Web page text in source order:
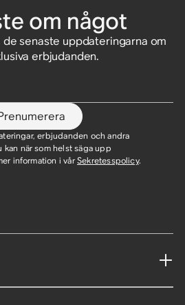
om något
senaste uppdateringarna om
erbjudanden.
erbjudanden och andra
när som helst säga upp
information i vår Sekretesspolicy.